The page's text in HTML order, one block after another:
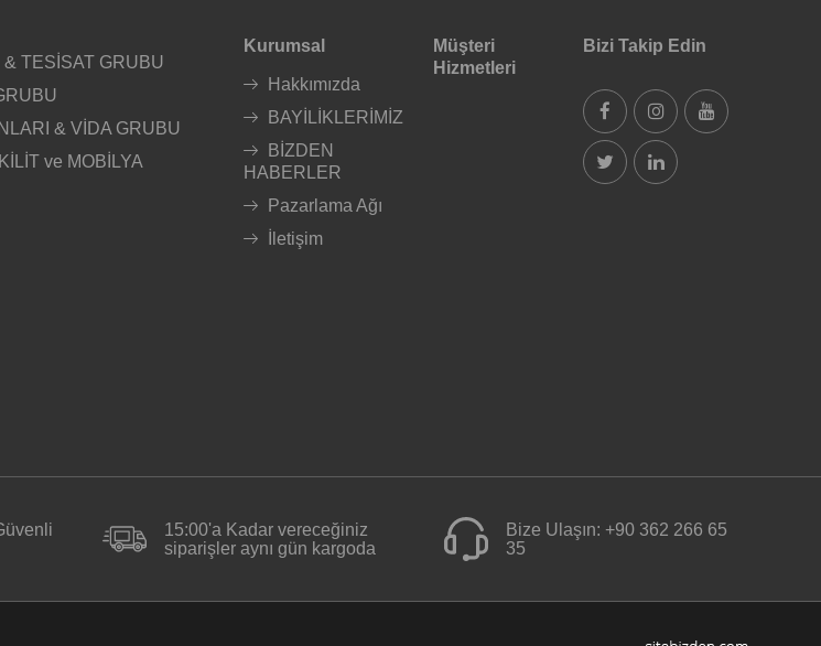
TESİSAT GRUBU
& VİDA GRUBU
ve MOBİLYA
Kurumsal
Hakkımızda
BAYİLİKLERİMİZ
BİZDEN
HABERLER
Pazarlama Ağı
İletişim
Müşteri
Hizmetleri
Bizi Takip Edin
15:00'a Kadar vereceğiniz
siparişler aynı gün kargoda
Bize Ulaşın: +90 362 266 65
35